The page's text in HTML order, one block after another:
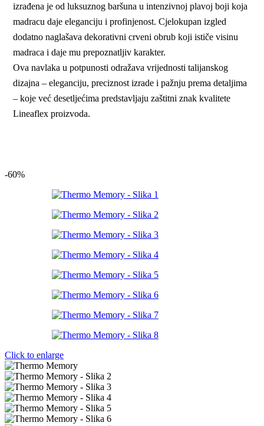
izrađena je od luksuznog baršuna u intenzivnoj plavoj boji koja
madracu daje eleganciju i profinjenost. Cjelokupan izgled
dodatno naglašava dekorativni crveni obrub koji ističe visinu
madraca i daje mu prepoznatljiv karakter.
Ova navlaka u potpunosti odražava vrijednosti talijanskog
dizajna – eleganciju, preciznost izrade i pažnju prema detaljima
– koje već desetljećima predstavljaju zaštitni znak kvalitete
Lineaflex proizvoda.
-60%
Click to enlarge